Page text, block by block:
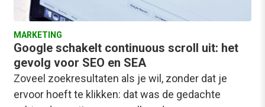
MARKETING
Google schakelt continuous scroll uit: het
gevolg voor SEO en SEA
Zoveel zoekresultaten als je wil, zonder dat je
ervoor hoeft te klikken: dat was de gedachte